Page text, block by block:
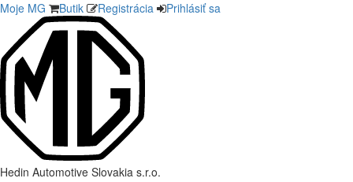
Moje MG Butik Registrácia Prihlásiť sa
Hedin Automotive Slovakia s.r.o.